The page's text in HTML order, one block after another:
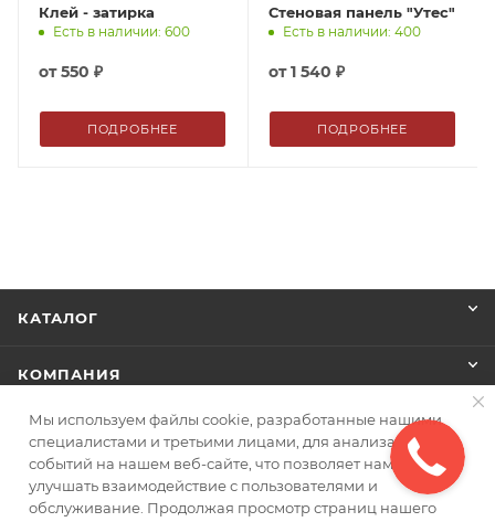
Клей - затирка
Есть в наличии: 600
от550 ₽
ПОДРОБНЕЕ
Стеновая панель "Утес"
Есть в наличии: 400
от1 540 ₽
ПОДРОБНЕЕ
КАТАЛОГ
КОМПАНИЯ
ИНФОРМАЦИЯ
ДОСТАВКА
Мы используем файлы cookie, разработанные нашими
специалистами и третьими лицами, для анализа
событий на нашем веб-сайте, что позволяет нам
улучшать взаимодействие с пользователями и
обслуживание. Продолжая просмотр страниц нашего